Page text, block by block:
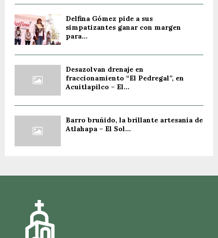
Delfina Gómez pide a sus
simpatizantes ganar con margen
para...
Desazolvan drenaje en
fraccionamiento “El Pedregal”, en
Acuitlapilco – El...
Barro bruñido, la brillante artesanía de
Atlahapa – El Sol...